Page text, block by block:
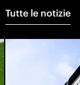
Tutte le notizie